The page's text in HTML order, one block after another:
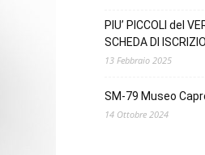
PIU’ PICCOLI del
SCHEDA DI
13 Febbraio 2025
SM-79 Museo
14 Ottobre 2024